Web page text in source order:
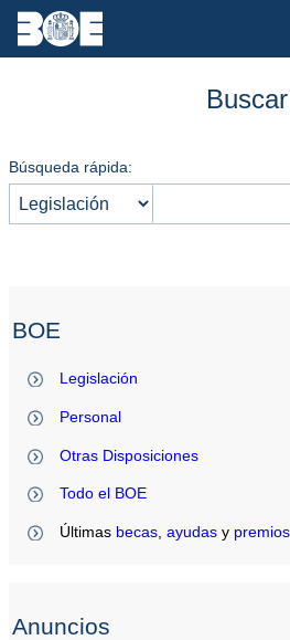
Buscar
Búsqueda rápida:
BOE
Legislación
Personal
Otras Disposiciones
Todo el BOE
Últimas becas ,ayudas y premios
Anuncios